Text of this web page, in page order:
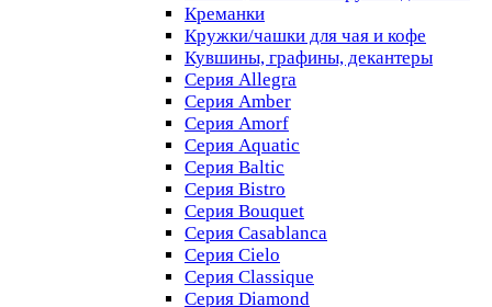
Креманки
Кружки/чашки для чая и кофе
Кувшины, графины, декантеры
Серия Allegra
Серия Amber
Серия Amorf
Серия Aquatic
Серия Baltic
Серия Bistro
Серия Bouquet
Серия Casablanсa
Серия Cielo
Серия Classique
Серия Diamond